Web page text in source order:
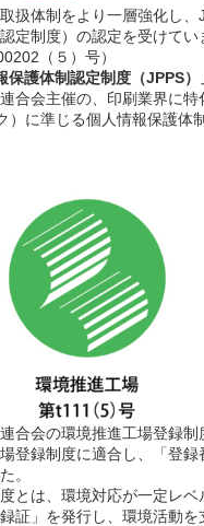
扱体制をより一層強化し、
定制度）の認定を受けてい
（５）号）
保護体制認定制度（JPPS）
合会主催の、印刷業界に特
）に準じる個人情報保護体
合会の環境推進工場登録制
登録制度に適合し、「登録
。
とは、環境対応が一定レベ
証」を発行し、環境活動を